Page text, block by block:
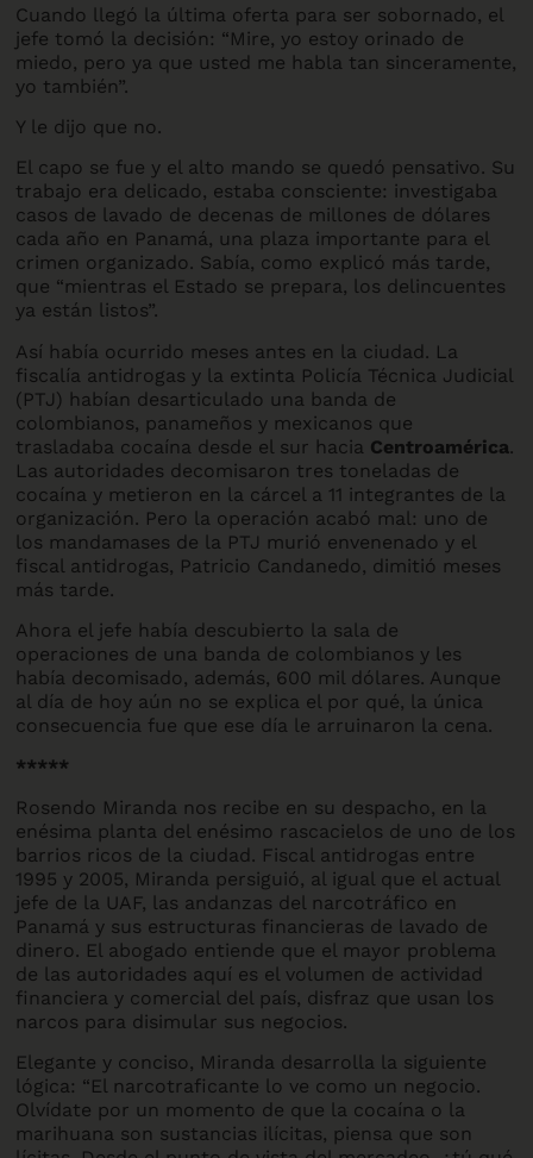
Cuando llegó la última oferta para ser sobornado, el
jefe tomó la decisión: “Mire, yo estoy orinado de
miedo, pero ya que usted me habla tan sinceramente,
yo también”.
Y le dijo que no.
El capo se fue y el alto mando se quedó pensativo. Su
trabajo era delicado, estaba consciente: investigaba
casos de lavado de decenas de millones de dólares
cada año en Panamá, una plaza importante para el
crimen organizado. Sabía, como explicó más tarde,
que “mientras el Estado se prepara, los delincuentes
ya están listos”.
Así había ocurrido meses antes en la ciudad. La
fiscalía antidrogas y la extinta Policía Técnica Judicial
(PTJ) habían desarticulado una banda de
colombianos, panameños y mexicanos que
trasladaba cocaína desde el sur hacia Centroamérica.
Las autoridades decomisaron tres toneladas de
cocaína y metieron en la cárcel a 11 integrantes de la
organización. Pero la operación acabó mal: uno de
los mandamases de la PTJ murió envenenado y el
fiscal antidrogas, Patricio Candanedo, dimitió meses
más tarde.
Ahora el jefe había descubierto la sala de
operaciones de una banda de colombianos y les
había decomisado, además, 600 mil dólares. Aunque
al día de hoy aún no se explica el por qué, la única
consecuencia fue que ese día le arruinaron la cena.
*****
Rosendo Miranda nos recibe en su despacho, en la
enésima planta del enésimo rascacielos de uno de los
barrios ricos de la ciudad. Fiscal antidrogas entre
1995 y 2005, Miranda persiguió, al igual que el actual
jefe de la UAF, las andanzas del narcotráfico en
Panamá y sus estructuras financieras de lavado de
dinero. El abogado entiende que el mayor problema
de las autoridades aquí es el volumen de actividad
financiera y comercial del país, disfraz que usan los
narcos para disimular sus negocios.
Elegante y conciso, Miranda desarrolla la siguiente
lógica: “El narcotraficante lo ve como un negocio.
Olvídate por un momento de que la cocaína o la
marihuana son sustancias ilícitas, piensa que son